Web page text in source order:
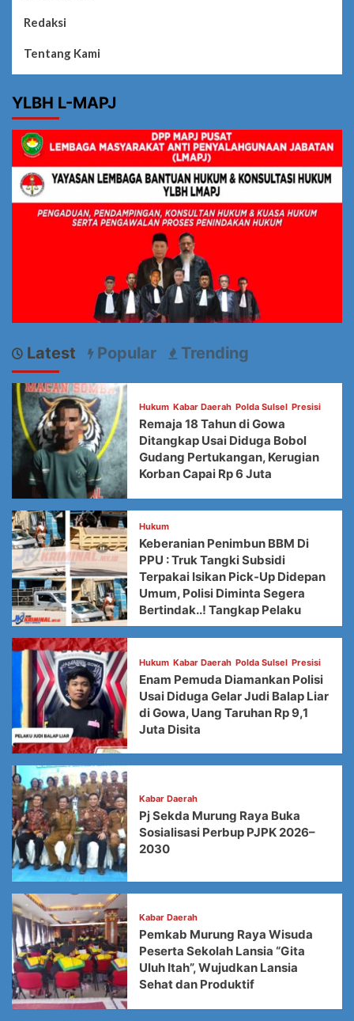
Redaksi
Tentang Kami
YLBH L-MAPJ
Latest Popular Trending
Hukum Kabar Daerah Polda Sulsel Presisi
Remaja 18 Tahun di Gowa
Ditangkap Usai Diduga Bobol
Gudang Pertukangan, Kerugian
Korban Capai Rp 6 Juta
Hukum
Keberanian Penimbun BBM Di
PPU : Truk Tangki Subsidi
Terpakai Isikan Pick-Up Didepan
Umum, Polisi Diminta Segera
Bertindak..! Tangkap Pelaku
Hukum Kabar Daerah Polda Sulsel Presisi
Enam Pemuda Diamankan Polisi
Usai Diduga Gelar Judi Balap Liar
di Gowa, Uang Taruhan Rp 9,1
Juta Disita
Kabar Daerah
Pj Sekda Murung Raya Buka
Sosialisasi Perbup PJPK 2026–
2030
Kabar Daerah
Pemkab Murung Raya Wisuda
Peserta Sekolah Lansia “Gita
Uluh Itah”, Wujudkan Lansia
Sehat dan Produktif